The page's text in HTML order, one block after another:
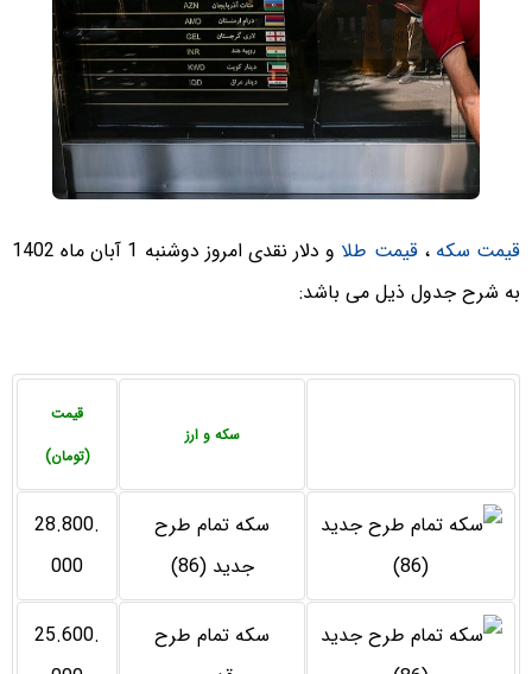
قیمت سکه، قیمت طلا
و دلار نقدی امروز دوشنبه 1 آبان ماه 1402
به شرح جدول ذیل می باشد:
سکه و ارز
قیمت
(تومان)
سکه تمام طرح
جدید (86)
28.800.
000
سکه تمام طرح
25.600.